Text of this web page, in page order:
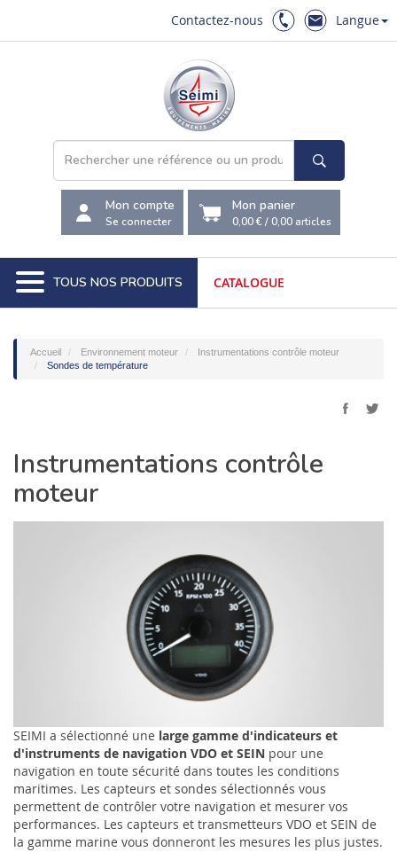
Contactez-nous Langue
Mon compte
Se connecter
Mon panier
0,00 €/0,00 articles
TOUS NOS PRODUITS CATALOGUE
Accueil Environnement moteur
Instrumentations contrôle moteur
Sondes de température
Instrumentations contrôle
moteur
SEIMI a sélectionné une large gamme d'indicateurs et
d'instruments de navigation VDO et SEIN pour une
navigation en toute sécurité dans toutes les conditions
maritimes. Les capteurs et sondes sélectionnés vous
permettent de contrôler votre navigation et mesurer vos
performances. Les capteurs et transmetteurs VDO et SEIN de
la gamme marine vous donneront les mesures les plus justes.